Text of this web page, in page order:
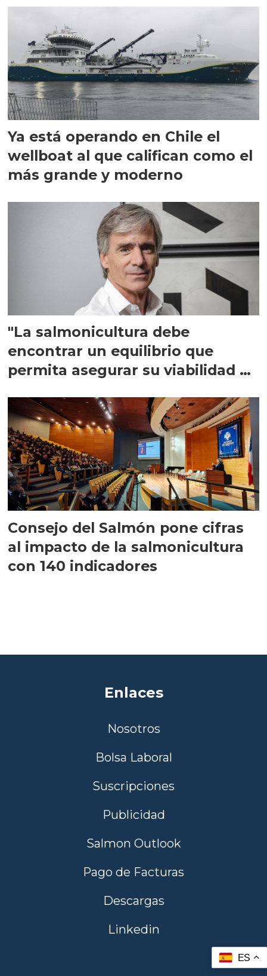
Ya está operando en Chile el
wellboat al que califican como el
más grande y moderno
"La salmonicultura debe
encontrar un equilibrio que
permita asegurar su viabilidad de
Consejo del Salmón pone cifras
al impacto de la salmonicultura
con 140 indicadores
Enlaces
Nosotros
Bolsa Laboral
Suscripciones
Publicidad
Salmon Outlook
Pago de Facturas
Descargas
Linkedin
ES